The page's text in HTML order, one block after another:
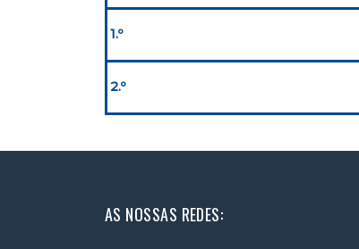
1.º
2.º
AS NOSSAS REDES: